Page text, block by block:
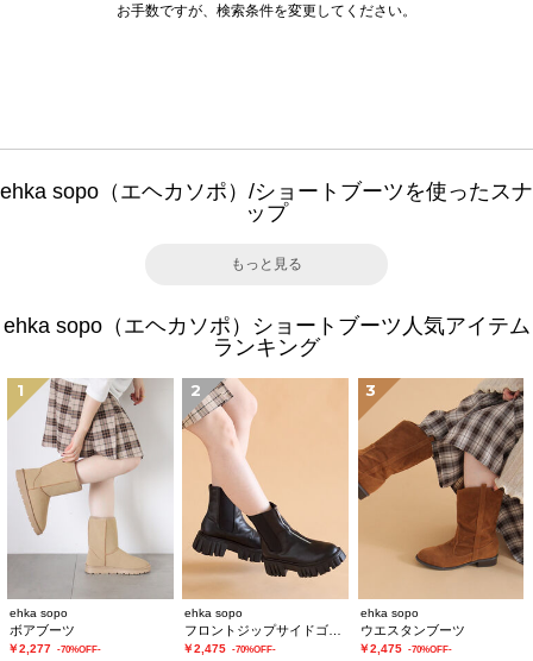
お手数ですが、検索条件を変更してください。
ehka sopo（エヘカソポ）/ショートブーツを使ったスナ
ップ
もっと見る
ehka sopo（エヘカソポ）ショートブーツ人気アイテム
ランキング
1
ehka sopo
ボアブーツ
￥2,277 -70%OFF-
2
ehka sopo
￥2,475 -70%OFF-
3
ehka sopo
ウエスタンブーツ
￥2,475 -70%OFF-